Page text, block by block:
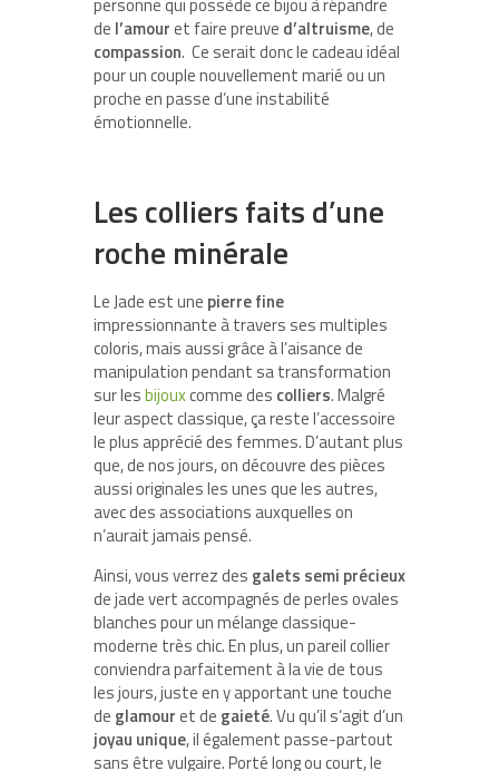
personne qui possède ce bijou à répandre
de l’amouret faire preuve d’altruisme, de
compassion. Ce serait donc le cadeau idéal
pour un couple nouvellement marié ou un
proche en passe d’une instabilité
émotionnelle.
Les colliers faits d’une
roche minérale
Le Jade est une pierrefine
impressionnante à travers ses multiples
coloris, mais aussi grâce à l’aisance de
manipulation pendant sa transformation
sur lesbijouxcomme des colliers. Malgré
leur aspect classique, ça reste l’accessoire
le plus apprécié des femmes. D’autant plus
que, de nos jours, on découvre des pièces
aussi originales les unes que les autres,
avec des associations auxquelles on
n’aurait jamais pensé.
Ainsi, vous verrez des galets semi précieux
de jade vert accompagnés de perles ovales
blanches pour un mélange classique-
moderne très chic. En plus, un pareil collier
conviendra parfaitement à la vie de tous
les jours, juste en y apportant une touche
de glamouret de gaieté. Vu qu’il s’agit d’un
joyau unique, il également passe-partout
sans être vulgaire. Porté long ou court, le